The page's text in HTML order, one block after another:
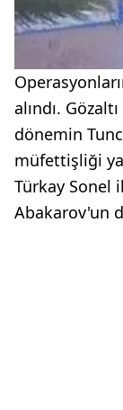
alındı.
dönemin
müfettişliği
Türkay Sonel
Abakarov'un